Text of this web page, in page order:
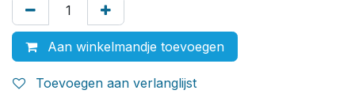
Aan winkelmandje toevoegen
Toevoegen aan verlanglijst